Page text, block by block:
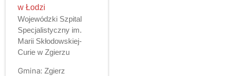
w Łodzi
Wojewódzki Szpital
Specjalistyczny im.
Marii Skłodowskiej-
Curie w Zgierzu
Gmina: Zgierz